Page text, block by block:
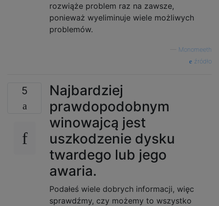
rozwiąże problem raz na zawsze,
ponieważ wyeliminuje wiele możliwych
problemów.
Monomeeth
źródło
5
Najbardziej
prawdopodobnym
winowajcą jest
uszkodzenie dysku
twardego lub jego
awaria.
Podałeś wiele dobrych informacji, więc
sprawdźmy, czy możemy to wszystko